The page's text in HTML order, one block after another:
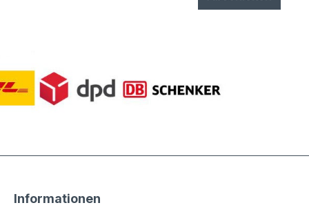
Informationen